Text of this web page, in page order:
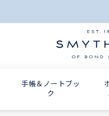
刻印サービスキャンペーン
手帳＆ノートブッ
ク